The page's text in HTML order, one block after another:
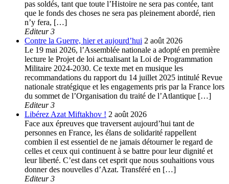
pas soldés, tant que toute l’Histoire ne sera pas contée, tant
que le fonds des choses ne sera pas pleinement abordé, rien
n’y fera, […]
Editeur 3
Contre la Guerre, hier et aujourd’hui 2 août 2026
Le 19 mai 2026, l’Assemblée nationale a adopté en première
lecture le Projet de loi actualisant la Loi de Programmation
Militaire 2024-2030. Ce texte met en musique les
recommandations du rapport du 14 juillet 2025 intitulé Revue
nationale stratégique et les engagements pris par la France lors
du sommet de l’Organisation du traité de l’Atlantique […]
Editeur 3
Libérez Azat Miftakhov ! 2 août 2026
Face aux épreuves que traversent aujourd’hui tant de
personnes en France, les élans de solidarité rappellent
combien il est essentiel de ne jamais détourner le regard de
celles et ceux qui continuent à se battre pour leur dignité et
leur liberté. C’est dans cet esprit que nous souhaitions vous
donner des nouvelles d’Azat. Transféré en […]
Editeur 3